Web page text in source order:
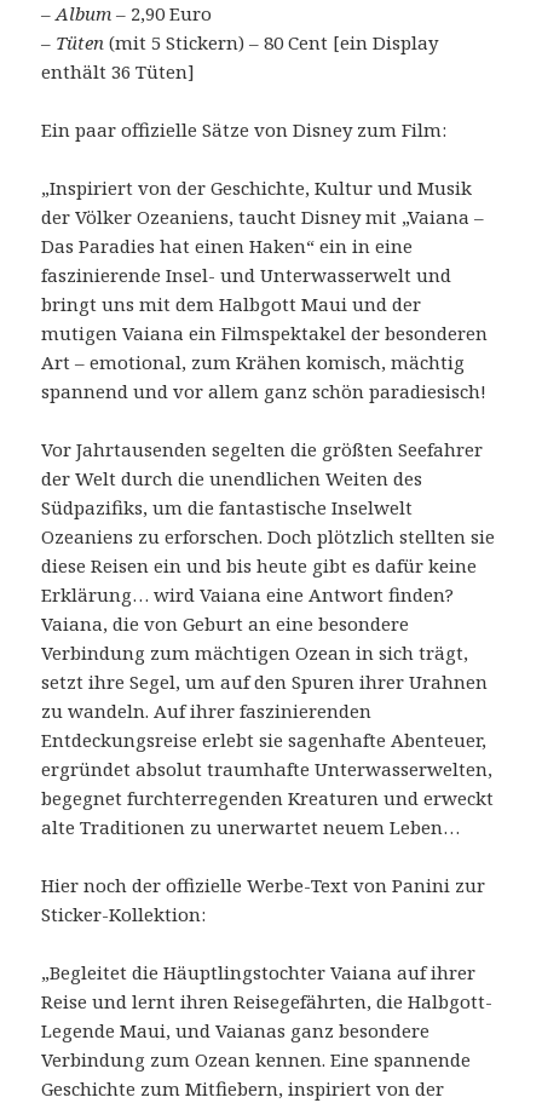
–Album – 2,90 Euro
– Tüten (mit 5 Stickern) – 80 Cent [ein Display
enthält 36 Tüten]
Ein paar offizielle Sätze von Disney zum Film:
„Inspiriert von der Geschichte, Kultur und Musik
der Völker Ozeaniens, taucht Disney mit „Vaiana –
Das Paradies hat einen Haken“ ein in eine
faszinierende Insel- und Unterwasserwelt und
bringt uns mit dem Halbgott Maui und der
mutigen Vaiana ein Filmspektakel der besonderen
Art – emotional, zum Krähen komisch, mächtig
spannend und vor allem ganz schön paradiesisch!
Vor Jahrtausenden segelten die größten Seefahrer
der Welt durch die unendlichen Weiten des
Südpazifiks, um die fantastische Inselwelt
Ozeaniens zu erforschen. Doch plötzlich stellten sie
diese Reisen ein und bis heute gibt es dafür keine
Erklärung… wird Vaiana eine Antwort finden?
Vaiana, die von Geburt an eine besondere
Verbindung zum mächtigen Ozean in sich trägt,
setzt ihre Segel, um auf den Spuren ihrer Urahnen
zu wandeln. Auf ihrer faszinierenden
Entdeckungsreise erlebt sie sagenhafte Abenteuer,
ergründet absolut traumhafte Unterwasserwelten,
begegnet furchterregenden Kreaturen und erweckt
alte Traditionen zu unerwartet neuem Leben…
Hier noch der offizielle Werbe-Text von Panini zur
Sticker-Kollektion:
„Begleitet die Häuptlingstochter Vaiana auf ihrer
Reise und lernt ihren Reisegefährten, die Halbgott-
Legende Maui, und Vaianas ganz besondere
Verbindung zum Ozean kennen. Eine spannende
Geschichte zum Mitfiebern, inspiriert von der